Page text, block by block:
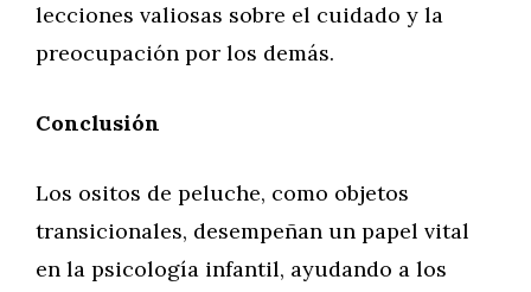
lecciones valiosas sobre el cuidado y la
preocupación por los demás.
Conclusión
Los ositos de peluche, como objetos
transicionales, desempeñan un papel vital
en la psicología infantil, ayudando a los